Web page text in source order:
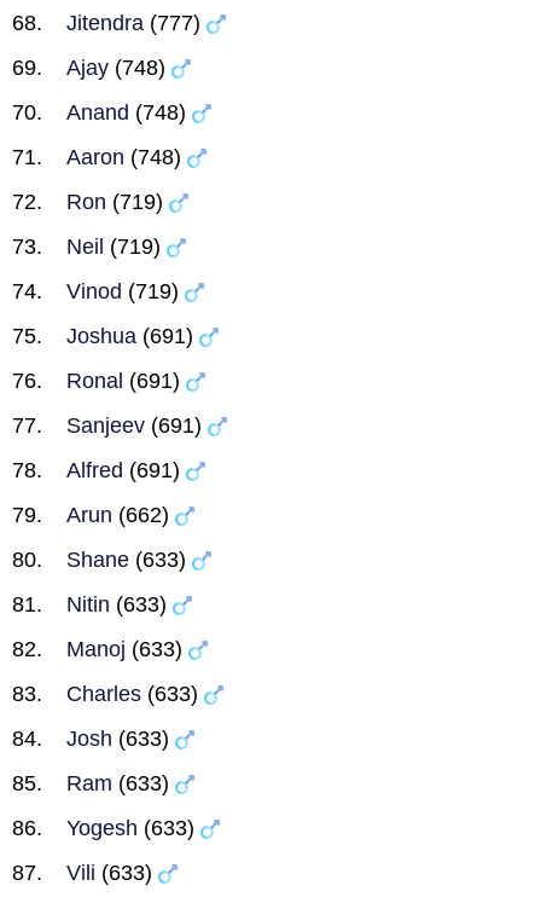
Jitendra (777)
Ajay (748)
Anand (748)
Aaron (748)
Ron (719)
Neil (719)
Vinod (719)
Joshua (691)
Ronal (691)
Sanjeev (691)
Alfred (691)
Arun (662)
Shane (633)
Nitin (633)
Manoj (633)
Charles (633)
Josh (633)
Ram (633)
Yogesh (633)
Vili (633)